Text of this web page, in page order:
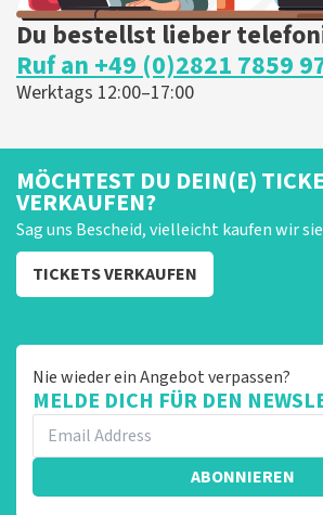
Du bestellst lieber
Ruf an +49 (0)2821 7859
Werktags 12:00–17:00
MÖCHTEST DU DEIN(E)
VERKAUFEN?
Sag uns Bescheid, vielleicht kaufen wir
TICKETS VERKAUFEN
Nie wieder ein Angebot verpassen?
MELDE DICH FÜR DEN
ABONNIEREN